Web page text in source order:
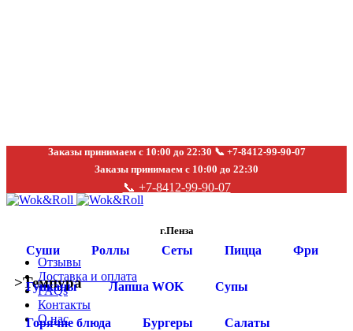
Заказы принимаем с 10:00 до 22:30 📞 +7-8412-99-90-07
Заказы принимаем с 10:00 до 22:30
📞 +7-8412-99-90-07
г.Пенза
Отзывы
Доставка и оплата
FAQs
Контакты
О нас
Суши Роллы Сеты Пицца Фри
Гунканы Лапша WOK Супы
Горячие блюда Бургеры Салаты
>Темпура